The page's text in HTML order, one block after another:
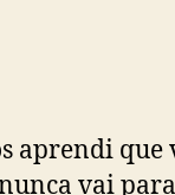
aprendi que
vai